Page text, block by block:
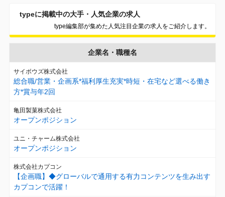
typeに掲載中の大手・人気企業の求人
type編集部が集めた人気注目企業の求人をご紹介します。
企業名・職種名
サイボウズ株式会社
総合職/営業・企画系*福利厚生充実*時短・在宅など選べる働き
方*賞与年2回
亀田製菓株式会社
オープンポジション
ユニ・チャーム株式会社
オープンポジション
株式会社カプコン
【企画職】◆グローバルで通用する有力コンテンツを生み出す
カプコンで活躍！